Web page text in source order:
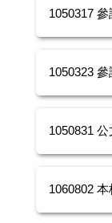
1050317
1050323
1050831
1060802